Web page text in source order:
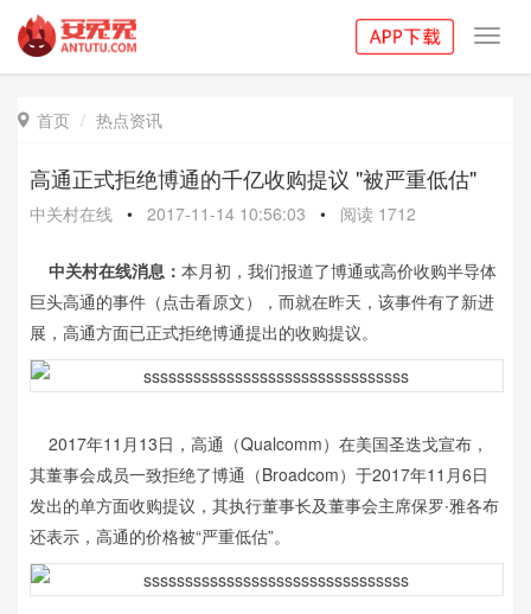
 首页 热点资讯
高通正式拒绝博通的千亿收购提议 "被严重低估"
中关村在线 • 2017-11-14 10:56:03 • 阅读 1712
中关村在线消息： 本月初，我们报道了博通或高价收购半导体
巨头高通的事件（点击看原文），而就在昨天，该事件有了新进
展，高通方面已正式拒绝博通提出的收购提议。
2017年11月13日，高通（Qualcomm）在美国圣迭戈宣布，
其董事会成员一致拒绝了博通（Broadcom）于2017年11月6日
发出的单方面收购提议，其执行董事长及董事会主席保罗∙雅各布
还表示，高通的价格被“严重低估”。